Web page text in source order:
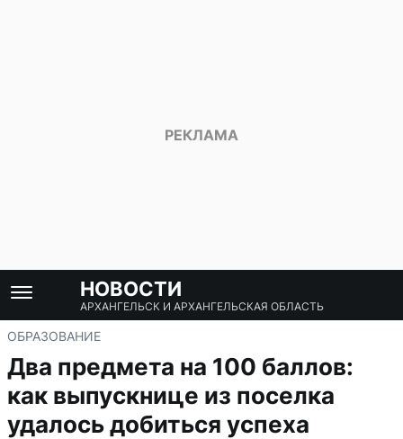
НОВОСТИ
АРХАНГЕЛЬСК И АРХАНГЕЛЬСКАЯ ОБЛАСТЬ
ОБРАЗОВАНИЕ
Два предмета на 100 баллов:
как выпускнице из поселка
удалось добиться успеха